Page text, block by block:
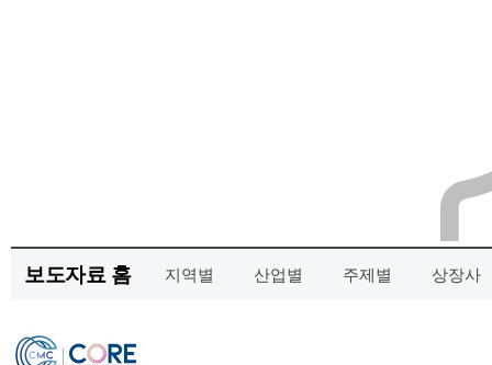
보도자료 홈 지역별 산업별 주제별 상장사